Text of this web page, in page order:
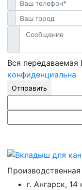
Вся
конфиденциальна
Отправить
г. Ангарск, 14